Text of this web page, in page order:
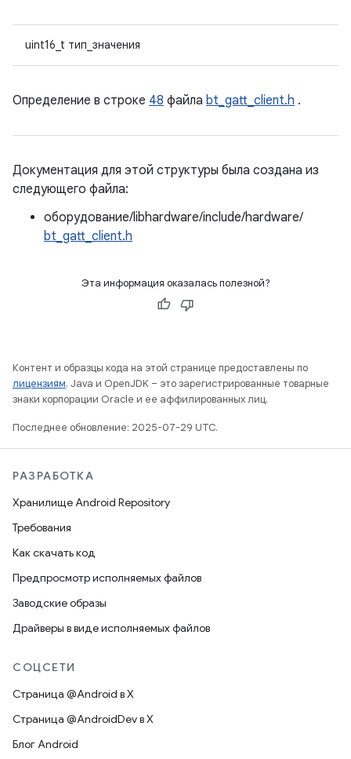
uint16_t тип_значения
Определение в строке 48 файла bt_gatt_client.h .
Документация для этой структуры была создана из
следующего файла:
оборудование/libhardware/include/hardware/
bt_gatt_client.h
Эта информация оказалась полезной?
Контент и образцы кода на этой странице предоставлены по
лицензиям. Java и OpenJDK – это зарегистрированные товарные
знаки корпорации Oracle и ее аффилированных лиц.
Последнее обновление: 2025-07-29 UTC.
РАЗРАБОТКА
Хранилище Android Repository
Требования
Как скачать код
Предпросмотр исполняемых файлов
Заводские образы
Драйверы в виде исполняемых файлов
СОЦСЕТИ
Страница @Android в X
Страница @AndroidDev в X
Блог Android